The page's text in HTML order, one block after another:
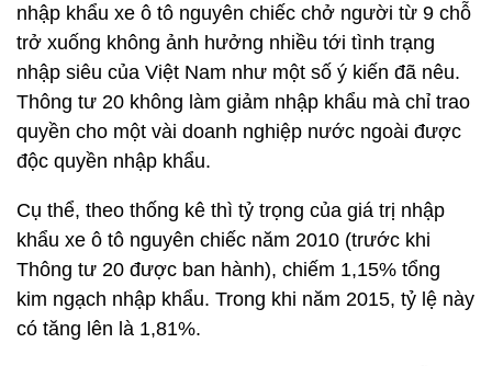
nhập khẩu xe ô tô nguyên chiếc chở người từ 9 chỗ
trở xuống không ảnh hưởng nhiều tới tình trạng
nhập siêu của Việt Nam như một số ý kiến đã nêu.
Thông tư 20 không làm giảm nhập khẩu mà chỉ trao
quyền cho một vài doanh nghiệp nước ngoài được
độc quyền nhập khẩu.
Cụ thể, theo thống kê thì tỷ trọng của giá trị nhập
khẩu xe ô tô nguyên chiếc năm 2010 (trước khi
Thông tư 20 được ban hành), chiếm 1,15% tổng
kim ngạch nhập khẩu. Trong khi năm 2015, tỷ lệ này
có tăng lên là 1,81%.